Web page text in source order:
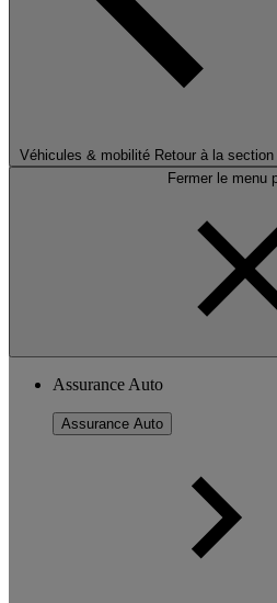
Véhicules & mobilité Retour à la
Fermer le menu
Assurance Auto
Assurance Auto